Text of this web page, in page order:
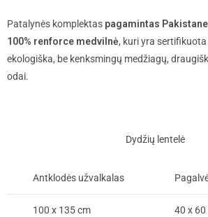
Patalynės komplektas pagamintas Pakistane
100% renforce medvilnė, kuri yra sertifikuota
ekologiška, be kenksmingų medžiagų,
odai.
Dydžių lentelė
Antklodės užvalkalas
100 x 135 cm 40 x 60